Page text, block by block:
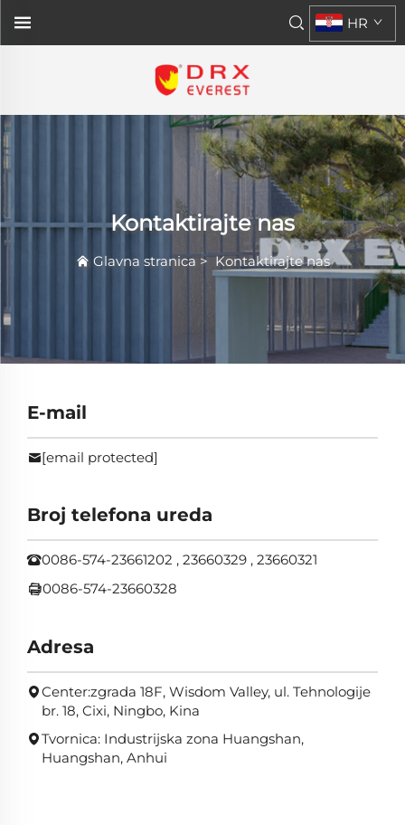
HR
Kontaktirajte nas
Glavna stranica> Kontaktirajte nas
E-mail
[email protected]
Broj telefona ureda
0086-574-23661202 , 23660329 , 23660321
0086-574-23660328
Adresa
Center:zgrada 18F, Wisdom Valley, ul. Tehnologije
br. 18, Cixi, Ningbo, Kina
Tvornica: Industrijska zona Huangshan,
Huangshan, Anhui